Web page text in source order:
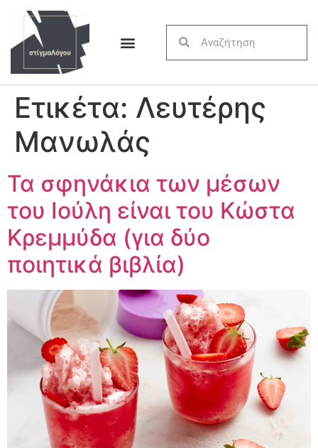
Ετικέτα: Λευτέρης
Μανωλάς
Τα σφηνάκια των μέσων
του Ιούλη είναι του Κώστα
Κρεμμύδα (για δύο
ποιητικά βιβλία)